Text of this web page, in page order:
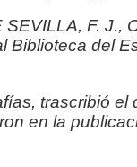
F. J.,
Biblioteca del
trascribió el
en la